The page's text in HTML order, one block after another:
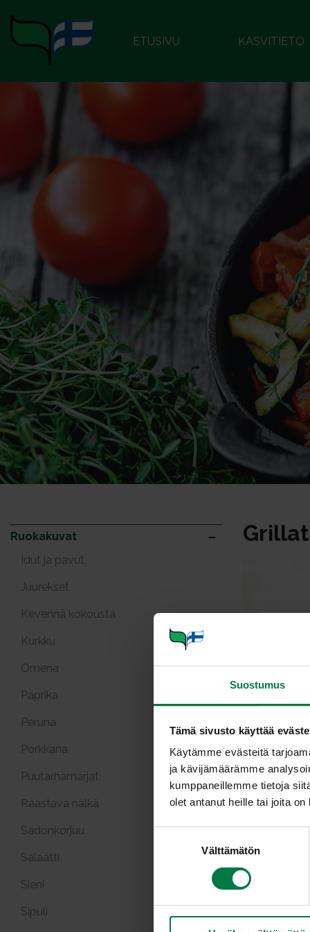
Suostumus
Tämä sivusto käyttää
Käytämme evästeitä
ja kävijämäärämme
kumppaneillemme tietoja
olet antanut heille tai joita
Välttämätön
ETUSIVU KASVITIETO
Ruokakuvat
Idut ja pavut
Juurekset
Kevennä kokousta
Kurkku
Omena
Paprika
Peruna
Porkkana
Puutarhamarjat
Raastava nälkä
Sadonkorjuu
Salaatti
Sieni
Sipuli